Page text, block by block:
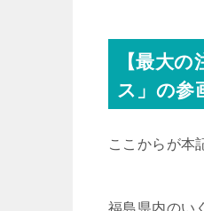
【最大
ス」の参
ここからが本
福島県内のい